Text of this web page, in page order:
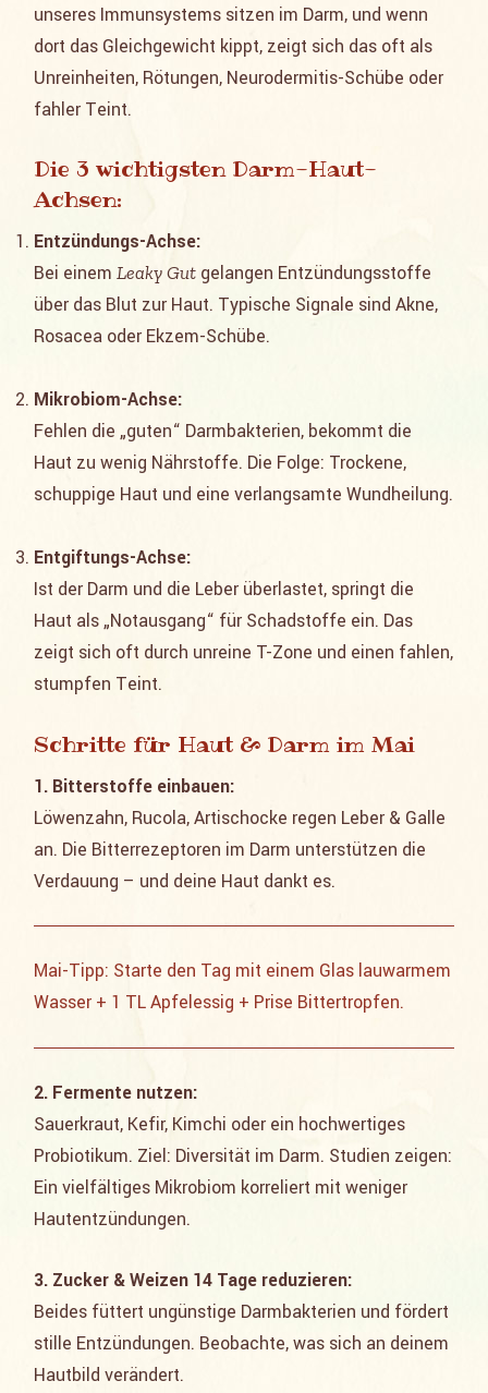
unseres Immunsystems sitzen im Darm, und wenn
dort das Gleichgewicht kippt, zeigt sich das oft als
Unreinheiten, Rötungen, Neurodermitis-Schübe oder
fahler Teint.
Die 3 wichtigsten Darm-Haut-
Achsen:
Entzündungs-Achse:
Bei einemLeaky Gut gelangen Entzündungsstoffe
über das Blut zur Haut. Typische Signale sind Akne,
Rosacea oder Ekzem-Schübe.
Mikrobiom-Achse:
Fehlen die „guten“ Darmbakterien, bekommt die
Haut zu wenig Nährstoffe. Die Folge: Trockene,
schuppige Haut und eine verlangsamte Wundheilung.
Entgiftungs-Achse:
Ist der Darm und die Leber überlastet, springt die
Haut als „Notausgang“ für Schadstoffe ein. Das
zeigt sich oft durch unreine T-Zone und einen fahlen,
stumpfen Teint.
Schritte für Haut & Darm im Mai
1. Bitterstoffe einbauen:
Löwenzahn, Rucola, Artischocke regen Leber & Galle
an. Die Bitterrezeptoren im Darm unterstützen die
Verdauung – und deine Haut dankt es.
Mai-Tipp: Starte den Tag mit einem Glas lauwarmem
Wasser + 1 TL Apfelessig + Prise Bittertropfen.
2. Fermente nutzen:
Sauerkraut, Kefir, Kimchi oder ein hochwertiges
Probiotikum. Ziel: Diversität im Darm. Studien zeigen:
Ein vielfältiges Mikrobiom korreliert mit weniger
Hautentzündungen.
3. Zucker & Weizen 14 Tage reduzieren:
Beides füttert ungünstige Darmbakterien und fördert
stille Entzündungen. Beobachte, was sich an deinem
Hautbild verändert.